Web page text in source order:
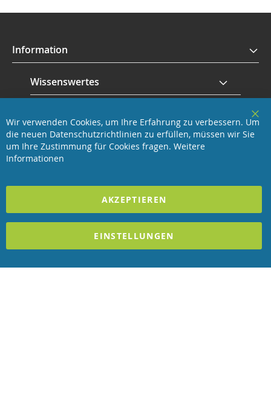
Information
Wissenswertes
Revisage GmbH
Wir verwenden Cookies, um Ihre Erfahrung zu verbessern. Um
die neuen Datenschutzrichtlinien zu erfüllen, müssen wir Sie
um Ihre Zustimmung für Cookies fragen. Weitere
Informationen
AKZEPTIEREN
EINSTELLUNGEN